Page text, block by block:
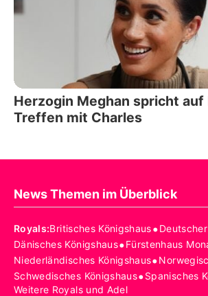
Herzogin Meghan spricht
Treffen mit Charles
News Themen im Überblick
Royals:Britisches Königshaus•
Dänisches Königshaus•Fürstenhaus
Niederländisches Königshaus•
Schwedisches Königshaus•Spanisches
Weitere Royals und Adel